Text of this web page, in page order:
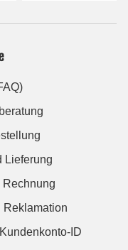
Lieferung
Rechnung
Reklamation
ID